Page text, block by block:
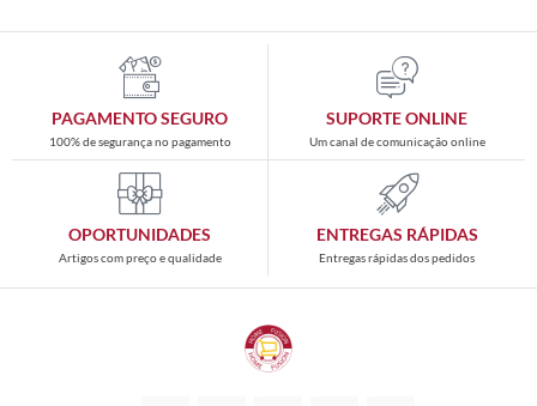
PAGAMENTO SEGURO
100% de segurança no pagamento
SUPORTE ONLINE
Um canal de comunicação online
OPORTUNIDADES
Artigos com preço e qualidade
ENTREGAS RÁPIDAS
Entregas rápidas dos pedidos